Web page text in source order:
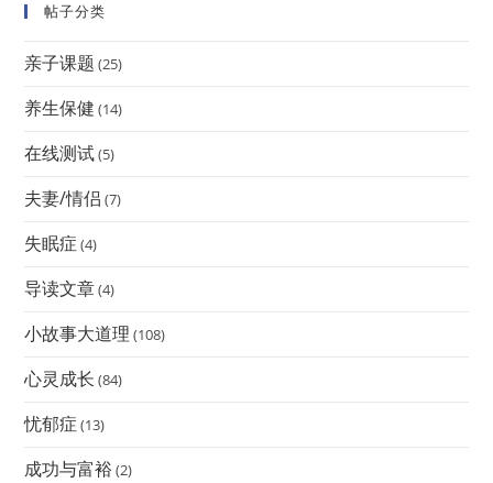
帖子分类
亲子课题 (25)
养生保健 (14)
在线测试(5)
夫妻/情侣 (7)
失眠症 (4)
导读文章(4)
小故事大道理 (108)
心灵成长 (84)
忧郁症 (13)
成功与富裕(2)